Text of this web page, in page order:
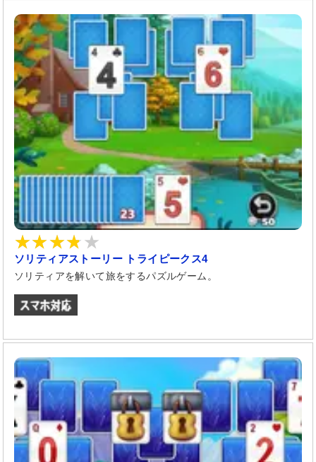
ソリティアストーリー トライピークス4
ソリティアを解いて旅をするパズルゲーム。